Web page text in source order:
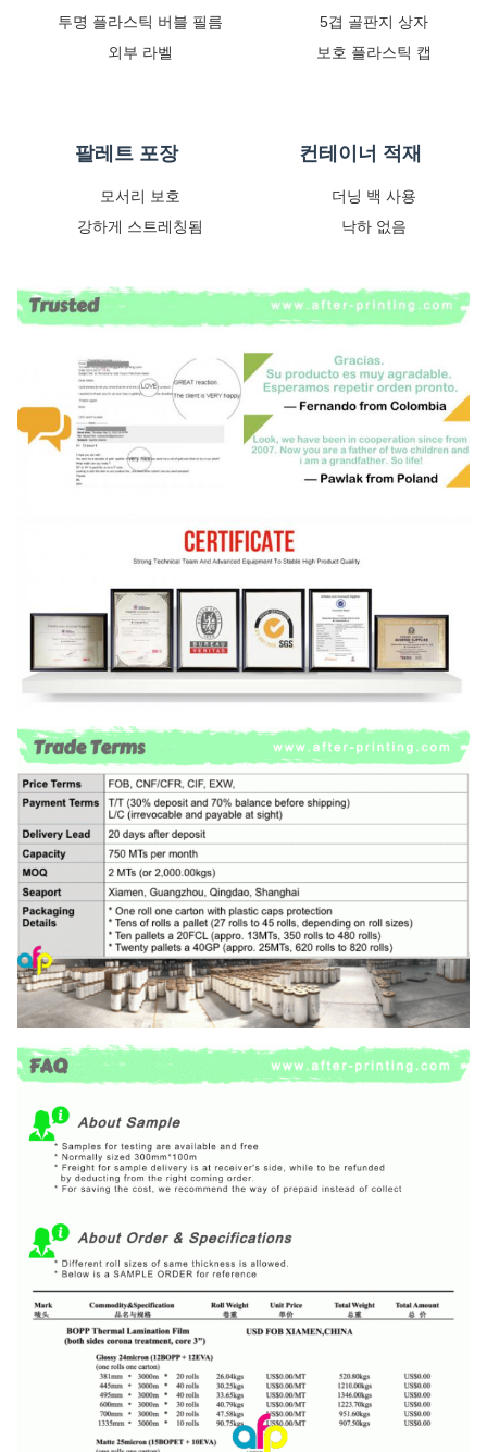
투명 플라스틱 버블 필름
외부 라벨
5겹 골판지 상자
보호 플라스틱 캡
팔레트 포장
모서리 보호
강하게 스트레칭됨
컨테이너 적재
더닝 백 사용
낙하 없음